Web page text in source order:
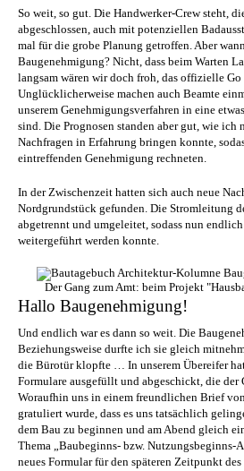
So weit, so gut. Die Handwerker-Crew steht,
abgeschlossen, auch mit potenziellen
mal für die grobe Planung getroffen. Aber
Baugenehmigung? Nicht, dass beim Warten
langsam wären wir doch froh, das offizielle Go
Unglücklicherweise machen auch Beamte
unserem Genehmigungsverfahren in eine
sind. Die Prognosen standen aber gut, wie ich
Nachfragen in Erfahrung bringen konnte,
eintreffenden Genehmigung rechneten.
In der Zwischenzeit hatten sich auch neue
Nordgrundstück gefunden. Die Stromleitung
abgetrennt und umgeleitet, sodass nun
weitergeführt werden konnte.
Der Gang zum Amt: beim Projekt
Hallo Baugenehmigung!
Und endlich war es dann so weit. Die
Beziehungsweise durfte ich sie gleich
die Bürotür klopfte … In unserem Übereifer
Formulare ausgefüllt und abgeschickt, die der
Woraufhin uns in einem freundlichen Brief
gratuliert wurde, dass es uns tatsächlich
dem Bau zu beginnen und am Abend gleich
Thema „Baubeginns- bzw. Nutzungsbeginns-
neues Formular für den späteren Zeitpunkt